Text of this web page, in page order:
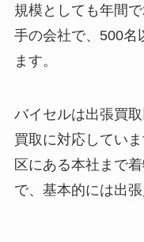
規模としても年間
手の会社で、500名
ます。
バイセルは出張買
買取に対応してい
区にある本社まで
で、基本的には出